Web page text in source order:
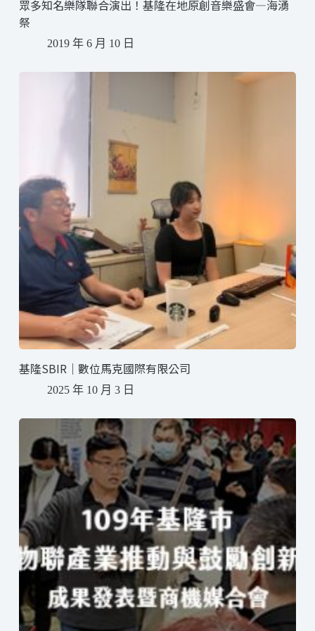
眾多知名樂隊聯合演出！基隆在地原創音樂盛會—海湧
祭
2019 年 6 月 10 日
基隆SBIR｜數位馬克國際有限公司
2025 年 10 月 3 日